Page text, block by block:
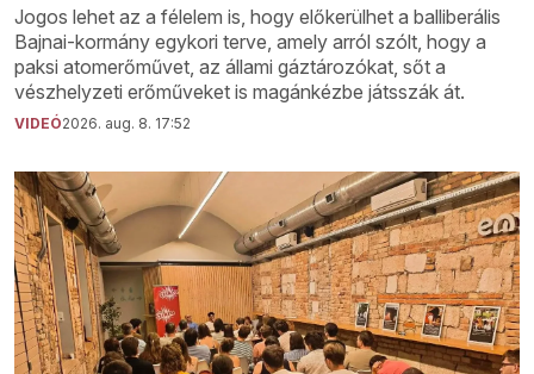
Jogos lehet az a félelem is, hogy előkerülhet a balliberális
Bajnai-kormány egykori terve, amely arról szólt, hogy a
paksi atomerőművet, az állami gáztározókat, sőt a
vészhelyzeti erőműveket is magánkézbe játsszák át.
VIDEÓ2026. aug. 8. 17:52